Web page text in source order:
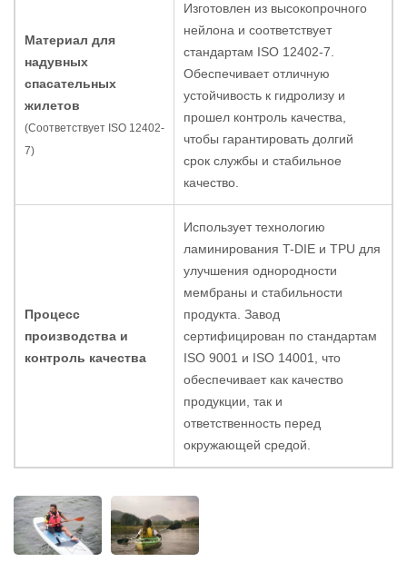
Материал для
надувных
спасательных
жилетов
(Соответствует ISO 12402-
7)
Изготовлен из высокопрочного
нейлона и соответствует
стандартам ISO 12402-7.
Обеспечивает отличную
устойчивость к гидролизу и
прошел контроль качества,
чтобы гарантировать долгий
срок службы и стабильное
качество.
Процесс
производства и
контроль качества
Использует технологию
ламинирования T-DIE и TPU для
улучшения однородности
мембраны и стабильности
продукта. Завод
сертифицирован по стандартам
ISO 9001 и ISO 14001, что
обеспечивает как качество
продукции, так и
ответственность перед
окружающей средой.